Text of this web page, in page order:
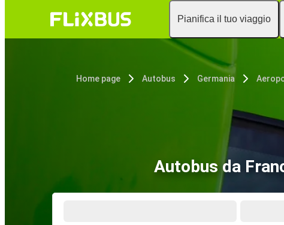
Pianifica il tuo viaggio
Home page Autobus Germania
Autobus da